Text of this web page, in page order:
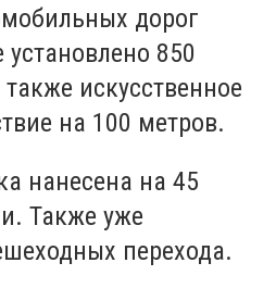
дорог
850
искусственное
на 100 метров.
нанесена на 45
Также уже
перехода.